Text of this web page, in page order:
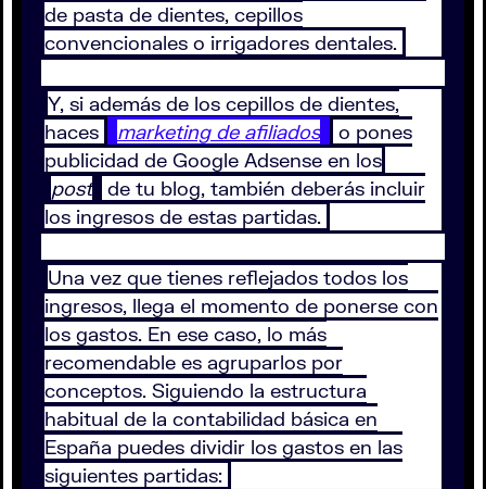
de pasta de dientes, cepillos
convencionales o irrigadores dentales.
Y, si además de los cepillos de dientes,
haces
marketing de afiliados
o pones
publicidad de Google Adsense en los
post
de tu blog, también deberás incluir
los ingresos de estas partidas.
Una vez que tienes reflejados todos los
ingresos, llega el momento de ponerse con
los gastos. En ese caso, lo más
recomendable es agruparlos por
conceptos. Siguiendo la estructura
habitual de la contabilidad básica en
España puedes dividir los gastos en las
siguientes partidas: